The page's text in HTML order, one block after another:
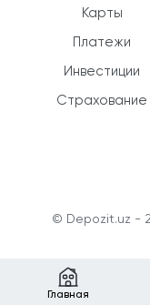
Главная
Карты
Платежи
Инвестиции
Страхование
© Depozit.uz -